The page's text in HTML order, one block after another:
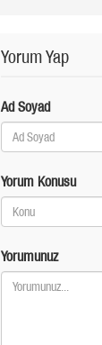
Yorum Yap
Ad Soyad
Yorum Konusu
Yorumunuz